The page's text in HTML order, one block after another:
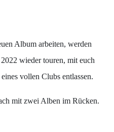
Album arbeiten, werden
wieder touren, mit euch
vollen Clubs entlassen.
mit zwei Alben im Rücken.